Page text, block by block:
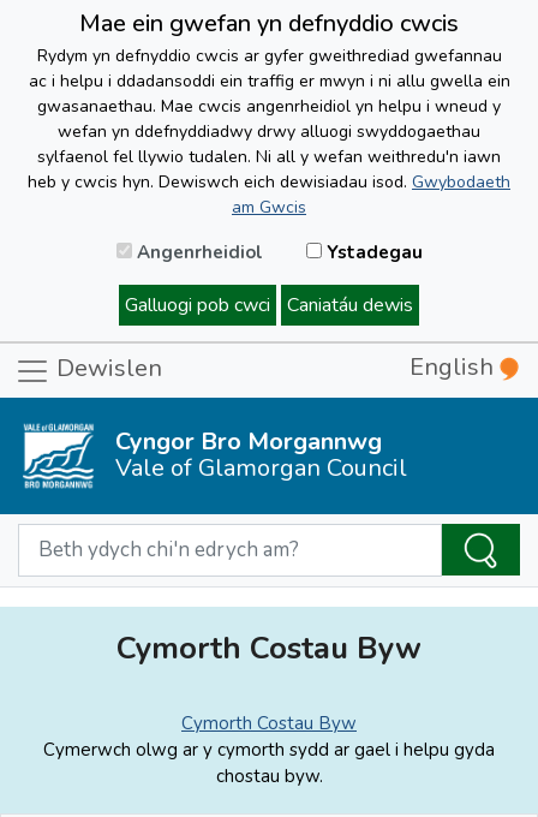
Mae ein gwefan yn defnyddio cwcis
Rydym yn defnyddio cwcis ar gyfer gweithrediad gwefannau
ac i helpu i ddadansoddi ein traffig er mwyn i ni allu gwella ein
gwasanaethau. Mae cwcis angenrheidiol yn helpu i wneud y
wefan yn ddefnyddiadwy drwy alluogi swyddogaethau
sylfaenol fel llywio tudalen. Ni all y wefan weithredu'n iawn
heb y cwcis hyn. Dewiswch eich dewisiadau isod. Gwybodaeth
am Gwcis
Angenrheidiol Ystadegau
Galluogi pob cwci Caniatáu dewis
Dewislen English
Cyngor Bro Morgannwg
Vale of Glamorgan Council
Cymorth Costau Byw
Cymorth Costau Byw
Cymerwch olwg ar y cymorth sydd ar gael i helpu gyda
chostau byw.